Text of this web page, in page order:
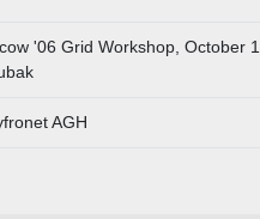
'06 Grid Workshop, October
AGH